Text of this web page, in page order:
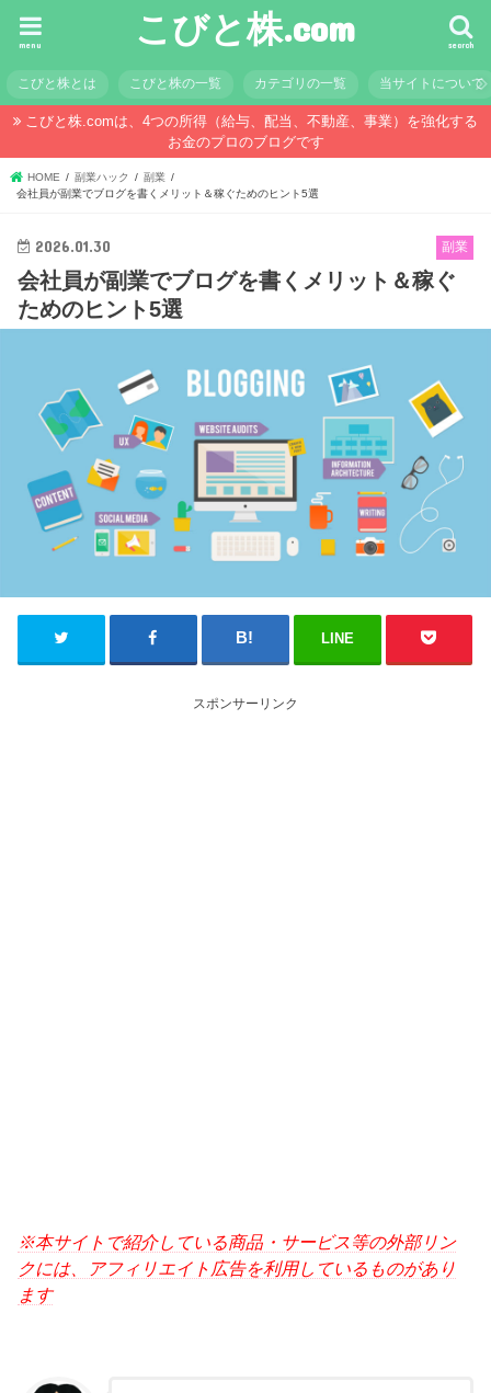
こびと株.com search
menu
こびと株とは こびと株の一覧 カテゴリの一覧 当サイトについて
こびと株.comは、4つの所得（給与、配当、不動産、事業）を強化する
お金のプロのブログです
HOME 副業ハック
副業
会社員が副業でブログを書くメリット＆稼ぐためのヒント5選
副業
2026.01.30
会社員が副業でブログを書くメリット＆稼ぐ
ためのヒント5選
LINE
スポンサーリンク
※本サイトで紹介している商品・サービス等の外部リン
クには、アフィリエイト広告を利用しているものがあり
ます